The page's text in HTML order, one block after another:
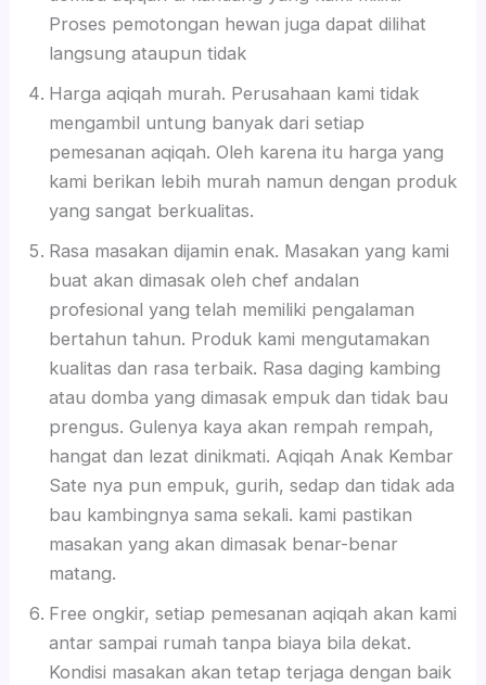
Proses pemotongan hewan juga dapat dilihat
langsung ataupun tidak
Harga aqiqah murah. Perusahaan kami tidak
mengambil untung banyak dari setiap
pemesanan aqiqah. Oleh karena itu harga yang
kami berikan lebih murah namun dengan produk
yang sangat berkualitas.
Rasa masakan dijamin enak. Masakan yang kami
buat akan dimasak oleh chef andalan
profesional yang telah memiliki pengalaman
bertahun tahun. Produk kami mengutamakan
kualitas dan rasa terbaik. Rasa daging kambing
atau domba yang dimasak empuk dan tidak bau
prengus. Gulenya kaya akan rempah rempah,
hangat dan lezat dinikmati. Aqiqah Anak Kembar
Sate nya pun empuk, gurih, sedap dan tidak ada
bau kambingnya sama sekali. kami pastikan
masakan yang akan dimasak benar-benar
matang.
Free ongkir, setiap pemesanan aqiqah akan kami
antar sampai rumah tanpa biaya bila dekat.
Kondisi masakan akan tetap terjaga dengan baik